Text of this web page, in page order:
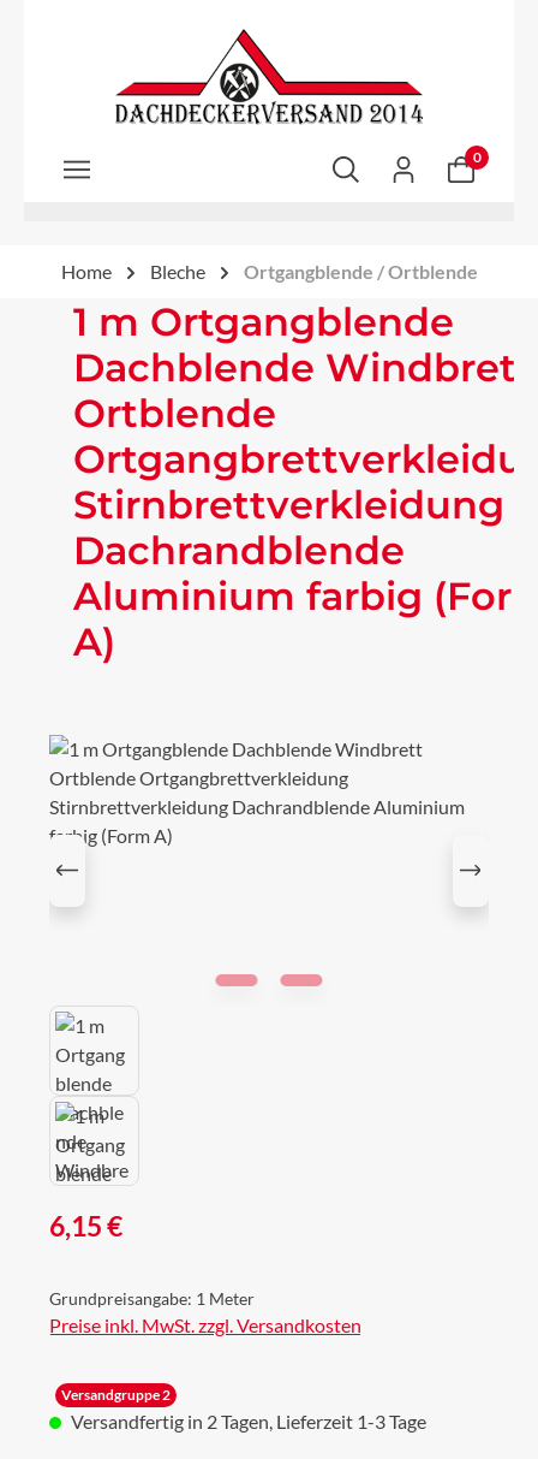
Zum Hauptinhalt springen
0
Home Bleche Ortgangblende / Ortblende
1 m Ortgangblende
Dachblende Windbrett
Ortblende
Stirnbrettverkleidung
Dachrandblende
Aluminium farbig
A)
Bildergalerie überspringen
Regulärer Preis:
6,15 €
Grundpreisangabe: 1 Meter
Preise inkl. MwSt. zzgl. Versandkosten
Versandgruppe 2
Versandfertig in 2 Tagen, Lieferzeit 1-3 Tage